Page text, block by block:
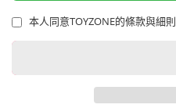
本人同意TOYZONE的條款與細則